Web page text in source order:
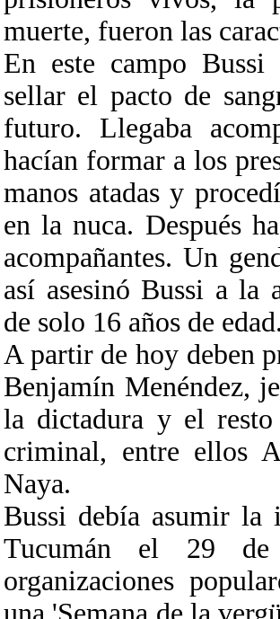
muerte, fueron las
En este campo Bussi
sellar el pacto de
futuro. Llegaba
hacían formar a los
manos atadas y
en la nuca. Después
acompañantes. Un
así asesinó Bussi a la
de solo 16 años de
A partir de hoy deben
Benjamín Menéndez,
la dictadura y el
criminal, entre ellos
Naya.
Bussi debía asumir la
Tucumán el 29
organizaciones